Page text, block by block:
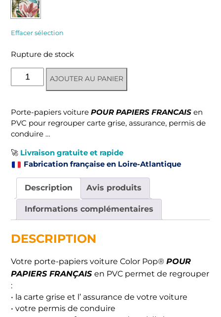
Porte-papiers voiturePOUR PAPIERS FRANCAISen
PVC pour regrouper carte grise, assurance, permis de
conduire …
🚀 Livraison gratuite et rapide
Fabrication française en Loire-Atlantique
Effacer sélection
Rupture de stock
quantité
de
papiers
voiture
-
AJOUTER AU PANIER
Description
Avis produits
Informations complémentaires
DESCRIPTION
Votre porte-papiers voiture Color Pop®POUR
PAPIERS FRANÇAIS en PVC permet de regrouper
:
• la carte grise et l’ assurance de votre voiture
• votre permis de conduire